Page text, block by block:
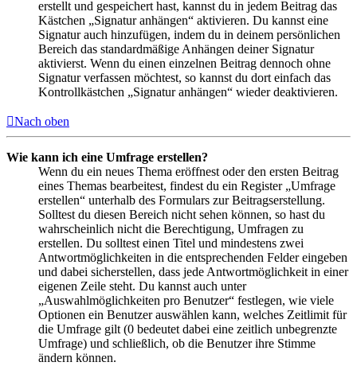
erstellt und gespeichert hast, kannst du in jedem Beitrag das
Kästchen „Signatur anhängen“ aktivieren. Du kannst eine
Signatur auch hinzufügen, indem du in deinem persönlichen
Bereich das standardmäßige Anhängen deiner Signatur
aktivierst. Wenn du einen einzelnen Beitrag dennoch ohne
Signatur verfassen möchtest, so kannst du dort einfach das
Kontrollkästchen „Signatur anhängen“ wieder deaktivieren.
Nach oben
Wie kann ich eine Umfrage erstellen?
Wenn du ein neues Thema eröffnest oder den ersten Beitrag
eines Themas bearbeitest, findest du ein Register „Umfrage
erstellen“ unterhalb des Formulars zur Beitragserstellung.
Solltest du diesen Bereich nicht sehen können, so hast du
wahrscheinlich nicht die Berechtigung, Umfragen zu
erstellen. Du solltest einen Titel und mindestens zwei
Antwortmöglichkeiten in die entsprechenden Felder eingeben
und dabei sicherstellen, dass jede Antwortmöglichkeit in einer
eigenen Zeile steht. Du kannst auch unter
„Auswahlmöglichkeiten pro Benutzer“ festlegen, wie viele
Optionen ein Benutzer auswählen kann, welches Zeitlimit für
die Umfrage gilt (0 bedeutet dabei eine zeitlich unbegrenzte
Umfrage) und schließlich, ob die Benutzer ihre Stimme
ändern können.